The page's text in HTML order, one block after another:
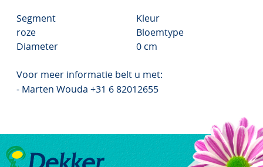
Segment
Kleur
roze
Bloemtype
Diameter
0 cm
Voor meer informatie belt u met:
- Marten Wouda +31 6 82012655